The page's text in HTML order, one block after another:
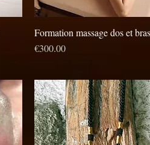
Aperçu rapide
Formation massage dos et bras
Prix
€300.00